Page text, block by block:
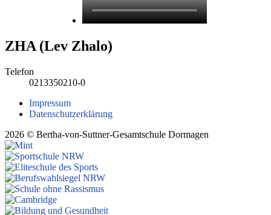
ZHA (Lev Zhalo)
Telefon
0213350210-0
Impressum
Datenschutzerklärung
2026 © Bertha-von-Suttner-Gesamtschule Dormagen